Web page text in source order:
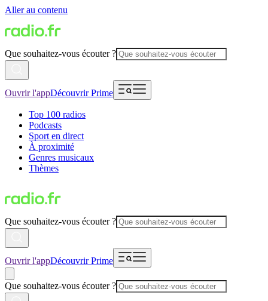
Aller au contenu
Que souhaitez-vous écouter ?
Ouvrir l'appDécouvrir Prime
Top 100 radios
Podcasts
Sport en direct
À proximité
Genres musicaux
Thèmes
Que souhaitez-vous écouter ?
Ouvrir l'appDécouvrir Prime
Que souhaitez-vous écouter ?